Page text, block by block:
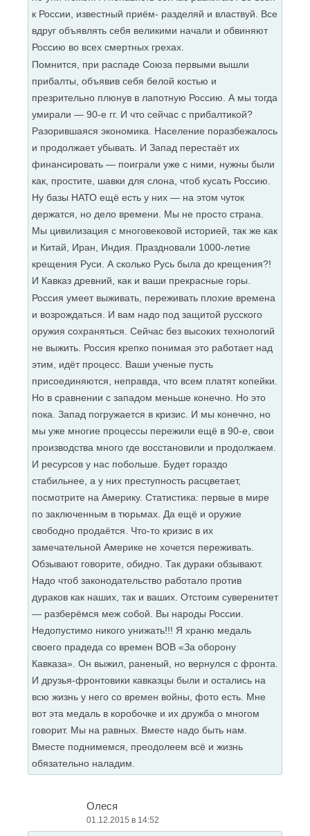
к России, известный приём- разделяй и властвуй. Все
вдруг объявлять себя великими начали и обвиняют
Россию во всех смертных грехах.
Помнится, при распаде Союза первыми вышли
прибалты, объявив себя белой костью и
презрительно плюнув в лапотную Россию. А мы тогда
умирали — 90-е гг. И что сейчас с прибалтикой?
Разорившаяся экономика. Население поразбежалось
и продолжает убывать. И Запад перестаёт их
финансировать — поиграли уже с ними, нужны были
как, простите, шавки для слона, чтоб кусать Россию.
Ну базы НАТО ещё есть у них — на этом чуток
держатся, но дело времени. Мы не просто страна.
Мы цивилизация с многовековой историей, так же как
и Китай, Иран, Индия. Праздновали 1000-летие
крещения Руси. А сколько Русь была до крещения?!
И Кавказ древний, как и ваши прекрасные горы.
Россия умеет выживать, переживать плохие времена
и возрождаться. И вам надо под защитой русского
оружия сохраняться. Сейчас без высоких технологий
не выжить. Россия крепко понимая это работает над
этим, идёт процесс. Ваши ученые пусть
присоединяются, неправда, что всем платят копейки.
Но в сравнении с западом меньше конечно. Но это
пока. Запад погружается в кризис. И мы конечно, но
мы уже многие процессы пережили ещё в 90-е, свои
производства много где восстановили и продолжаем.
И ресурсов у нас побольше. Будет гораздо
стабильнее, а у них преступность расцветает,
посмотрите на Америку. Статистика: первые в мире
по заключенным в тюрьмах. Да ещё и оружие
свободно продаётся. Что-то кризис в их
замечательной Америке не хочется переживать.
Обзывают говорите, обидно. Так дураки обзывают.
Надо чтоб законодательство работало против
дураков как наших, так и ваших. Отстоим суверенитет
— разберёмся меж собой. Вы народы России.
Недопустимо никого унижать!!! Я храню медаль
своего прадеда со времен ВОВ «За оборону
Кавказа». Он выжил, раненый, но вернулся с фронта.
И друзья-фронтовики кавказцы были и остались на
всю жизнь у него со времен войны, фото есть. Мне
вот эта медаль в коробочке и их дружба о многом
говорит. Мы на равных. Вместе надо быть нам.
Вместе поднимемся, преодолеем всё и жизнь
обязательно наладим.
Олеся
01.12.2015 в 14:52